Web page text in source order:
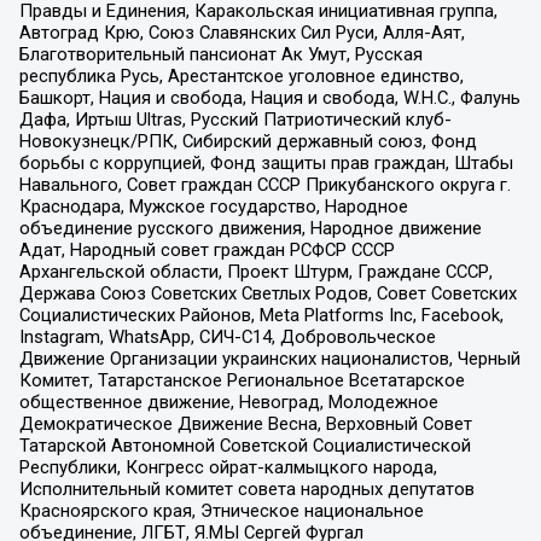
Правды и Единения, Каракольская инициативная группа,
Автоград Крю, Союз Славянских Сил Руси, Алля-Аят,
Благотворительный пансионат Ак Умут, Русская
республика Русь, Арестантское уголовное единство,
Башкорт, Нация и свобода, Нация и свобода, W.H.С., Фалунь
Дафа, Иртыш Ultras, Русский Патриотический клуб-
Новокузнецк/РПК, Сибирский державный союз, Фонд
борьбы с коррупцией, Фонд защиты прав граждан, Штабы
Навального, Совет граждан СССР Прикубанского округа г.
Краснодара, Мужское государство, Народное
объединение русского движения, Народное движение
Адат, Народный совет граждан РСФСР СССР
Архангельской области, Проект Штурм, Граждане СССР,
Держава Союз Советских Светлых Родов, Совет Советских
Социалистических Районов, Meta Platforms Inc, Facebook,
Instagram, WhatsApp, СИЧ-С14, Добровольческое
Движение Организации украинских националистов, Черный
Комитет, Татарстанское Региональное Всетатарское
общественное движение, Невоград, Молодежное
Демократическое Движение Весна, Верховный Совет
Татарской Автономной Советской Социалистической
Республики, Конгресс ойрат-калмыцкого народа,
Исполнительный комитет совета народных депутатов
Красноярского края, Этническое национальное
объединение, ЛГБТ, Я.МЫ Сергей Фургал